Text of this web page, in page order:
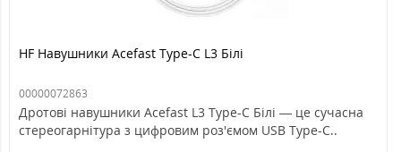
HF Навушники Acefast Type-C L3 Білі
00000072863
Дротові навушники Acefast L3 Type-C Білі — це сучасна
стереогарнітура з цифровим роз'ємом USB Type-C..